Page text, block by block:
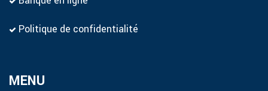
Politique de confidentialité
MENU